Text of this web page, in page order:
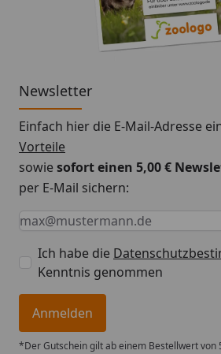
Newsletter
Einfach hier die E-Mail-Adresse
Vorteile
sowiesofort einen 5,00 €
per E-Mail sichern:
Keine Eingabe erforderlich
Eingabe erforderlich
E-Mail *
Ich habe die
Kenntnis genommen
Anmelden
*Der Gutschein gilt ab einem Bestellwert von